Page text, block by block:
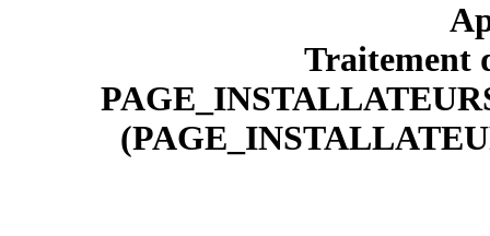
Traitement